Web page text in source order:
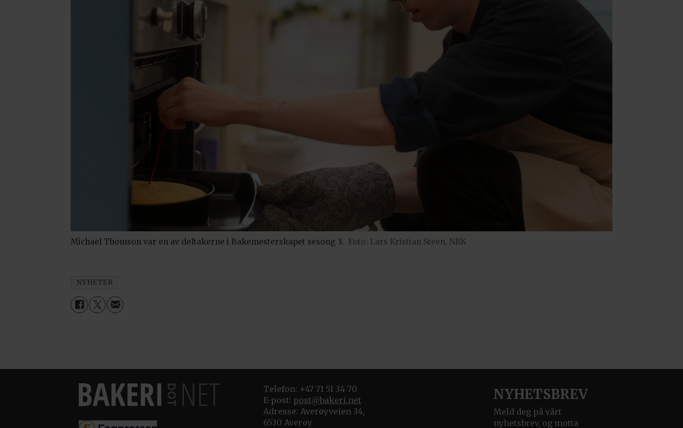
Michael Thomson var en av deltakerne i Bakemesterskapet sesong 3. Foto: Lars Kristian Steen, NRK
NYHETER
Telefon: +47 71 51 34 70
E-post: post@bakeri.net
Adresse: Averøyveien 34,
6530 Averøy
NYHETSBREV
Meld deg på vårt
nyhetsbrev, og motta